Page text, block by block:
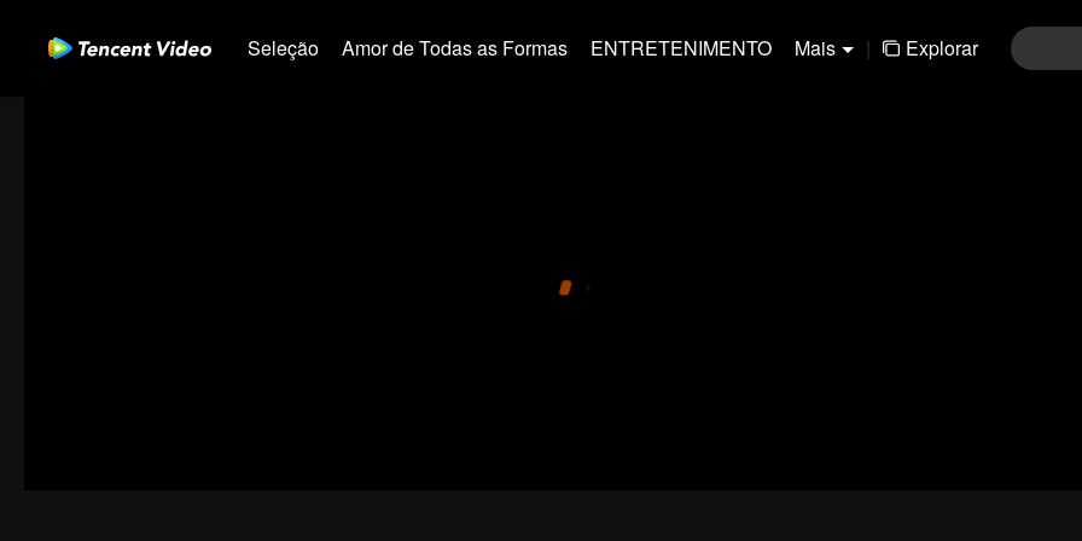
Seleção Amor de Todas as Formas ENTRETENIMENTO Mais | Explorar